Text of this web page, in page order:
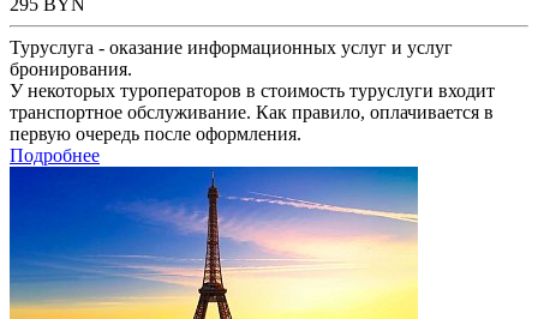
Туруслуга - оказание информационных услуг и услуг
бронирования.
У некоторых туроператоров в стоимость туруслуги входит
транспортное обслуживание. Как правило, оплачивается в
первую очередь после оформления.
Подробнее